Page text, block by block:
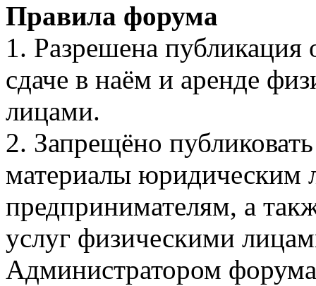
Правила форума
1. Разрешена публикация
сдаче в наём и аренде
лицами.
2. Запрещёно
материалы юридическим
предпринимателям, а
услуг физическими
Администратором